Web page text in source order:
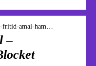
fritid-amal-ham…
–